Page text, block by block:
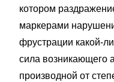
котором
маркерами
фрустрации какой-
сила возникающего
производной от